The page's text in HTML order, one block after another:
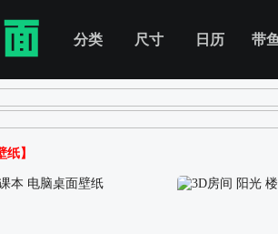
分类 尺寸 日历 带
纸】